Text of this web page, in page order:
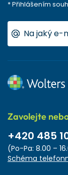
* Přihlášením
Zavolejte
+420 485
(Po-Pa: 8.00 –
Schéma